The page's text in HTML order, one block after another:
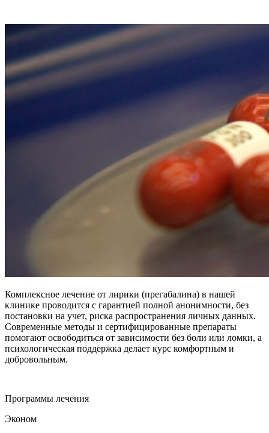
Комплексное лечение от лирики (прегабалина) в нашей
клинике проводится с гарантией полной анонимности, без
постановки на учет, риска распространения личных данных.
Современные методы и сертифицированные препараты
помогают освободиться от зависимости без боли или ломки, а
психологическая поддержка делает курс комфортным и
добровольным.
Программы лечения
Эконом